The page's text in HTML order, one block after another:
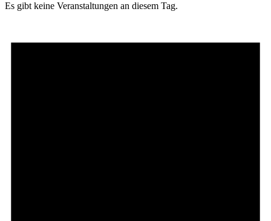
Es gibt keine Veranstaltungen an diesem Tag.